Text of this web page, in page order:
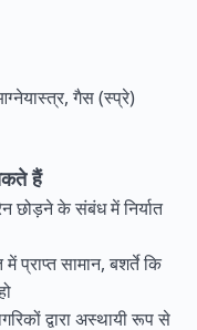
गैस (स्प्रे)
हैं
छोड़ने के संबंध में निर्यात
प्राप्त सामान, बशर्ते कि
द्वारा अस्थायी रूप से